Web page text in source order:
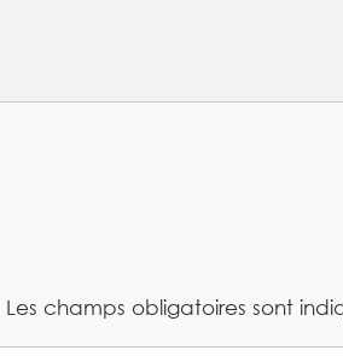
Les champs obligatoires sont